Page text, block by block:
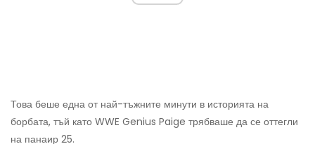
Това беше една от най-тъжните минути в историята на
борбата, тъй като WWE Genius Paige трябваше да се оттегли
на панаир 25.